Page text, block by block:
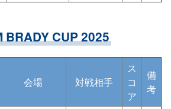
BRADY CUP 2025
会場 対戦相手
ス
コ
ア
備
考